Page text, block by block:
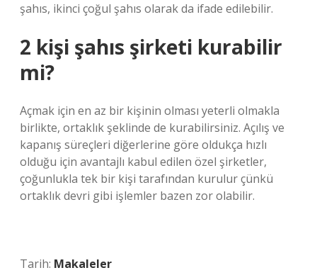
şahıs, ikinci çoğul şahıs olarak da ifade edilebilir.
2 kişi şahıs şirketi kurabilir
mi?
Açmak için en az bir kişinin olması yeterli olmakla
birlikte, ortaklık şeklinde de kurabilirsiniz. Açılış ve
kapanış süreçleri diğerlerine göre oldukça hızlı
olduğu için avantajlı kabul edilen özel şirketler,
çoğunlukla tek bir kişi tarafından kurulur çünkü
ortaklık devri gibi işlemler bazen zor olabilir.
Tarih: Makaleler